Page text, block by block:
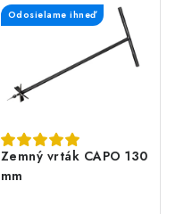
Zemný vrták CAPO 130
mm
Odosielame ihneď